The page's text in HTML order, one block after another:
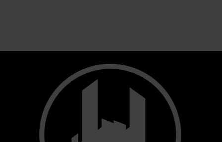
I clienti hanno acquistato anche